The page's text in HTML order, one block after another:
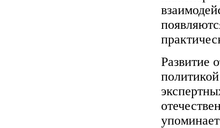
Развитие